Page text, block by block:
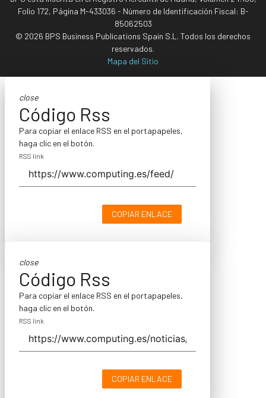
Folio 172, Página M-433036 - Número de Identificación Fiscal: B-
85062503
© 2026 BPS Business Publications Spain S.L. Todos los derechos
reservados.
Mapa del Sitio
close
Código Rss
Para copiar el enlace RSS en el portapapeles,
haga clic en el botón.
RSS link
COPIAR ENLACE
close
Código Rss
Para copiar el enlace RSS en el portapapeles,
haga clic en el botón.
RSS link
COPIAR ENLACE